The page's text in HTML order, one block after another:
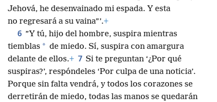
Jehová, he desenvainado mi espada. Y esta
no regresará a su vaina”’.+
6 ”Y tú, hijo del hombre, suspira mientras
tiemblas * de miedo. Sí, suspira con amargura
delante de ellos.+ 7 Si te preguntan ‘¿Por qué
suspiras?’, respóndeles ‘Por culpa de una noticia’.
Porque sin falta vendrá, y todos los corazones se
derretirán de miedo, todas las manos se quedarán